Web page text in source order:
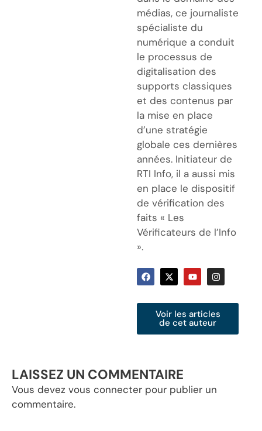
médias, ce journaliste
spécialiste du
numérique a conduit
le processus de
digitalisation des
supports classiques
et des contenus par
la mise en place
d’une stratégie
globale ces dernières
années. Initiateur de
RTI Info, il a aussi mis
en place le dispositif
de vérification des
faits « Les
Vérificateurs de l’Info
».
Voir les articles
de cet auteur
LAISSEZ UN COMMENTAIRE
Vous devez vous connecter pour publier un
commentaire.